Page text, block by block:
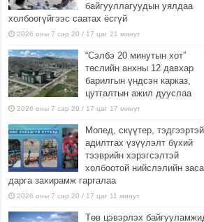
байгууллагуудын уялдаа
холбоогүйгээс саатах ёсгүй
2026 оны 7 сар 20 / 17 цаг 21 минут
“Сэлбэ 20 минутын хот”
төслийн анхны 12 давхар
барилгын үндсэн карказ,
цутгалтын ажил дууслаа
2026 оны 7 сар 20 / 17 цаг 17 минут
Мопед, скүүтер, тэдгээртэй
адилтгах үзүүлэлт бүхий
тээврийн хэрэгсэлтэй
холбоотой нийслэлийн
дарга захирамж гаргалаа
2026 оны 7 сар 20 / 17 цаг 11 минут
Төв цэвэрлэх